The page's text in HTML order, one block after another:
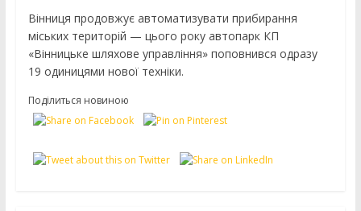
Вінниця продовжує автоматизувати прибирання
міських територій — цього року автопарк КП
«Вінницьке шляхове управління» поповнився одразу
19 одиницями нової техніки.
Поділиться новиною